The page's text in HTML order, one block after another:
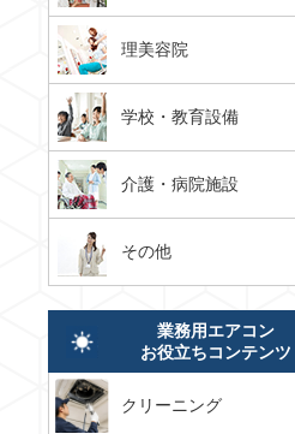
理美容院
学校・教育設備
介護・病院施設
その他
業務用エアコン
お役立ちコンテンツ
クリーニング